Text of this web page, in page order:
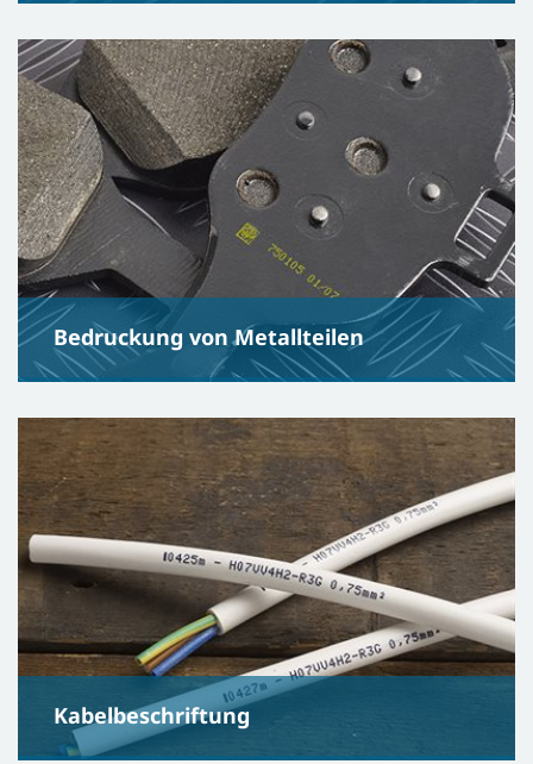
Bedruckung von Metallteilen
Kabelbeschriftung